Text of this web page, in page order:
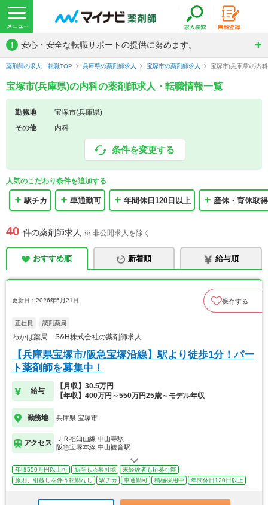
! 安心・安全な転職サポートの提供に努めます。
薬剤師の求人・転職TOP 兵庫県の薬剤師求人 宝塚市の薬剤師求人 宝塚市(兵庫県)の内
宝塚市(兵庫県)の内科の薬剤師求人・転職情報一覧
勤務地
宝塚市(兵庫県)
その他
内科
条件を変更する
人気のこだわり条件を追加する
駅チカ 車通勤可 年間休日120日以上 産休・育休取
40 件の薬剤師求人 ※ 非公開求人を除く
おすすめ順 新着順 給与順
更新日：2026年5月21日 保存する
正社員 調剤薬局
わかば薬局 S&H株式会社の薬剤師求人
【兵庫県宝塚市/阪急宝塚沿線】駅より徒歩1分！パー
ト薬剤師を募集中！
給与
【月収】30.5万円
【年収】400万円～550万円25歳～モデル年収
勤務地 兵庫県 宝塚市
アクセス
ＪＲ福知山線 中山寺駅
阪急宝塚本線 中山観音駅
年収550万円以上可 新卒も応募可能
未経験者も応募可能
原則、引越しを伴う転勤なし
駅チカ 車通勤可 積極採用中 年間休日120日以上